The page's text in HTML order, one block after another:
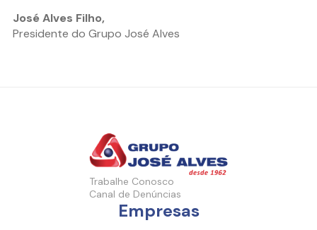
José Alves Filho,
Presidente do Grupo José Alves
Trabalhe Conosco
Canal de Denúncias
Empresas